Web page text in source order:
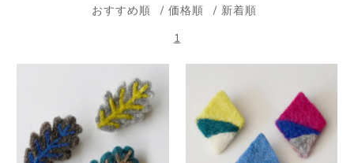
おすすめ順
価格順
新着順
1